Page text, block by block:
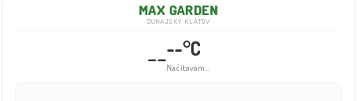
MAX GARDEN
DUNAJSKÝ KLÁTOV
----°C
Načítavam...